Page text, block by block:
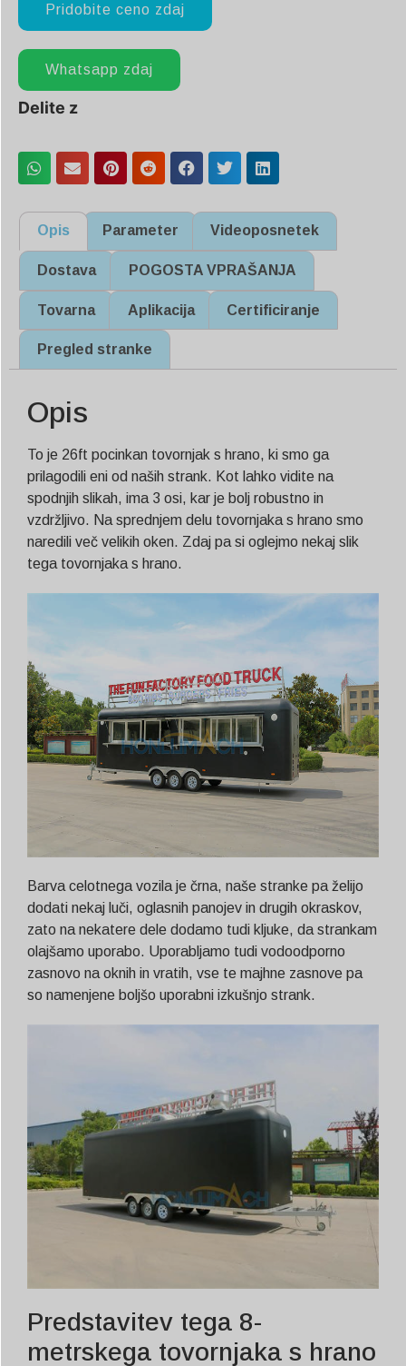
Pridobite ceno zdaj
Whatsapp zdaj
Delite z
Opis Parameter Videoposnetek
Dostava POGOSTA VPRAŠANJA
Tovarna Aplikacija Certificiranje
Pregled stranke
Opis
To je 26ft pocinkan tovornjak s hrano, ki smo ga
prilagodili eni od naših strank. Kot lahko vidite na
spodnjih slikah, ima 3 osi, kar je bolj robustno in
vzdržljivo. Na sprednjem delu tovornjaka s hrano smo
naredili več velikih oken. Zdaj pa si oglejmo nekaj slik
tega tovornjaka s hrano.
Barva celotnega vozila je črna, naše stranke pa želijo
dodati nekaj luči, oglasnih panojev in drugih okraskov,
zato na nekatere dele dodamo tudi kljuke, da strankam
olajšamo uporabo. Uporabljamo tudi vodoodporno
zasnovo na oknih in vratih, vse te majhne zasnove pa
so namenjene boljšo uporabni izkušnjo strank.
Predstavitev tega 8-
metrskega tovornjaka s hrano